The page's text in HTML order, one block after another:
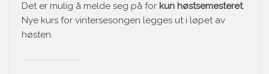
Det er mulig å melde seg på for kun høstsemesteret.
Nye kurs for vintersesongen legges ut i løpet av
høsten.